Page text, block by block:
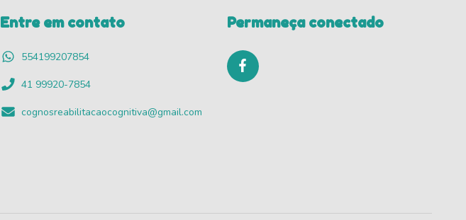
Entre em contato
554199207854
41 99920-7854
cognosreabilitacaocognitiva@gmail.com
Permaneça conectado